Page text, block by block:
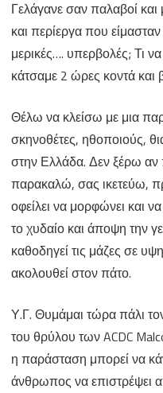
Γελάγανε σαν παλαβοί και
και περίεργα που
μερικές…. υπερβολές; Τι
κάτσαμε 2 ώρες κοντά και
Θέλω να κλείσω με μια
σκηνοθέτες, ηθοποιούς,
στην Ελλάδα. Δεν ξέρω αν
παρακαλώ, σας ικετεύω,
οφείλει να μορφώνει και
το χυδαίο και άποψη την
καθοδηγεί τις μάζες σε
ακολουθεί στον πάτο.
Υ.Γ. Θυμάμαι τώρα πάλι
του θρύλου των ACDC
η παράσταση μπορεί να
άνθρωπος να επιστρέψει